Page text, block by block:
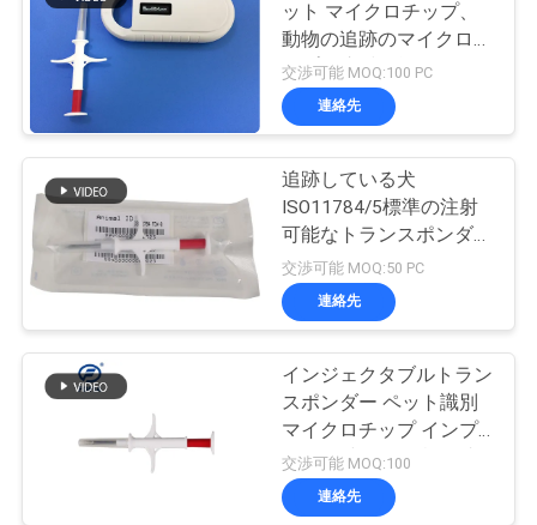
ット マイクロチップ、
動物の追跡のマイクロチ
ップの注射可能なトラン
スポンダー
交渉可能 MOQ:100 PC
連絡先
追跡している犬
ISO11784/5標準の注射
可能なトランスポンダー
のための2.12 * 12mmペ
ットIDのマイクロチップ
交渉可能 MOQ:50 PC
連絡先
インジェクタブルトラン
スポンダー ペット識別
マイクロチップ インプ
ラント 犬用ICAR証明書
マイクロチップ 犬用
交渉可能 MOQ:100
連絡先